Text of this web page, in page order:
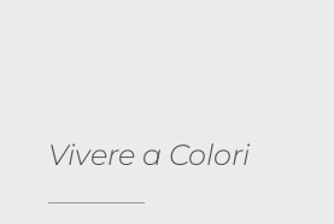
Vivere a Colori